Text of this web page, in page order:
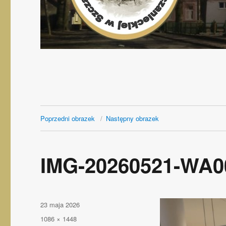
Poprzedni obrazek Następny obrazek
IMG-20260521-
Opublikowano
23 maja 2026
Pełny
1086 × 1448